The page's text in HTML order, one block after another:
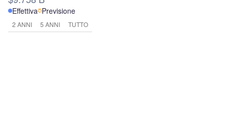
Effettiva Previsione
2 ANNI 5 ANNI TUTTO